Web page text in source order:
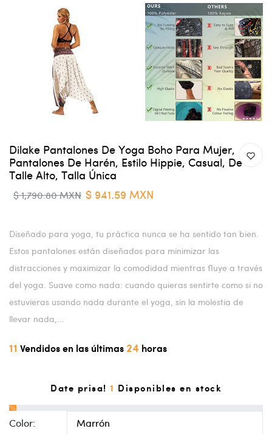
Dilake Pantalones De Yoga Boho Para Mujer,
Pantalones De Harén, Estilo Hippie, Casual, De
Talle Alto, Talla Única
$ 1,790.80 MXN $ 941.59 MXN
Diseñado para yoga, tu práctica nunca se ha sentido tan bien.
Estos pantalones están diseñados para minimizar las
distracciones y maximizar la comodidad mientras fluye a través
del yoga. Suave como nada: cuando quieras sentirte como si no
estuvieras usando nada durante el yoga, sin la molestia de
llevar nada,...
11 Vendidos en las últimas 24 horas
Date prisa! 1 Disponibles en stock
Color: